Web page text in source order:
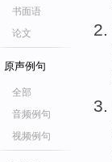
书面语
论文
原声例句
全部
音频例句
视频例句